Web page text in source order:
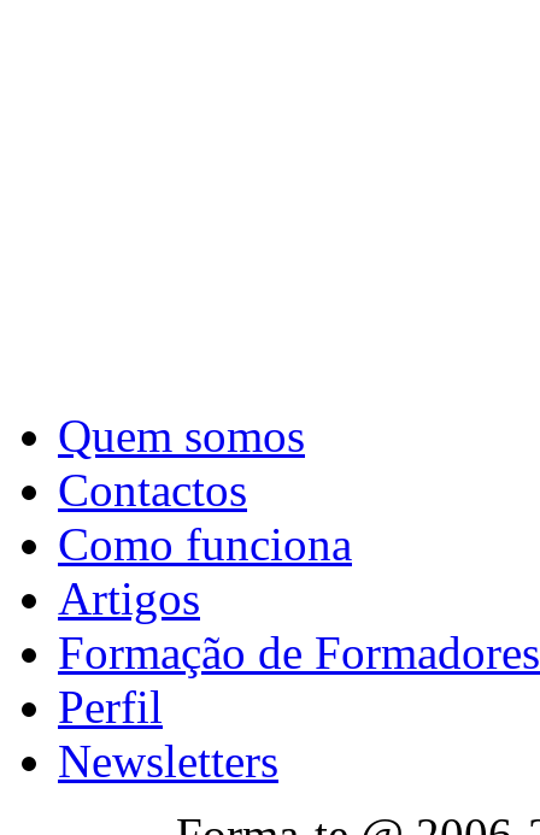
Quem somos
Contactos
Como funciona
Artigos
Formação de Formadores
Perfil
Newsletters